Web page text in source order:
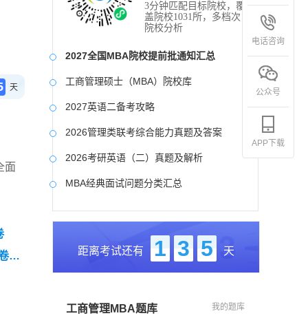
天
面
3分钟匹配目标院校，覆
盖院校1031所，多档次
院校分析
2027全国MBA院校提前批通知汇总
工商管理硕士（MBA）院校库
2027英语二备考攻略
2026管理类联考综合能力真题及答案
2026考研英语（二）真题及解析
MBA经典面试问题分类汇总
2017-2025近九年各科真题及详细解析
考研英语（二）试题库
2027写作备考攻略
距离考试还有 1 3 5 天
工商管理MBA题库 我的题库
电话咨询
公众号
APP下载